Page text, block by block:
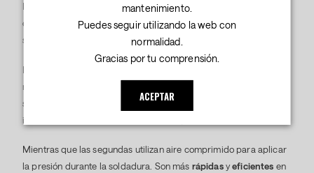
Ideales para soldadura de chapas finas con perfecta
disimulación del punto de soldadura. Existen máquinas de
soldadura a puntos con accionamento
Las primeras utilizan un sistema mecánico (como un motor o un
mecanismo de leva) para aplicar la presión necesaria durante la
soldadura. Son robustas y
fiables , adecuadas para aplicaciones
industriales con un
Mientras que las segundas utilizan aire comprimido para aplicar
la presión durante la soldadura. Son más rápidasyeficientes en
mantenimiento.
Puedes seguir utilizando la web con
normalidad.
Gracias por tu comprensión.
ACEPTAR